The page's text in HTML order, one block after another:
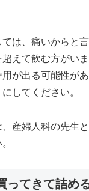
は、痛いからと
えて飲む方がい
が出る可能性が
してください。
産婦人科の先生
ってきて詰め